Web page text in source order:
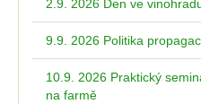
2.9. 2026 Den ve
9.9. 2026 Politika
10.9. 2026 Praktický
na farmě